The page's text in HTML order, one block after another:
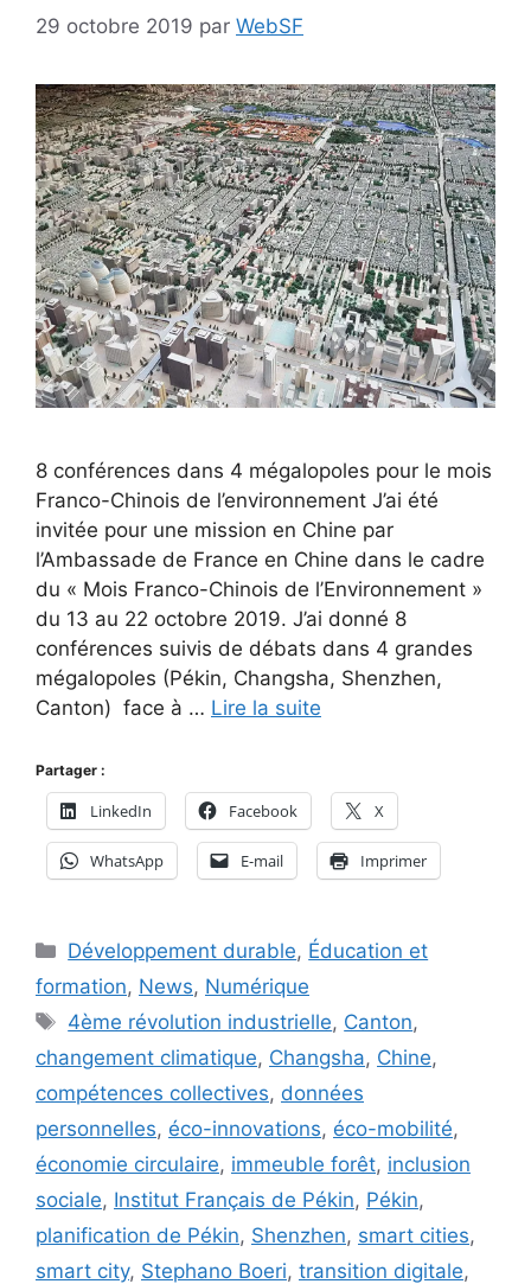
29 octobre 2019 par WebSF
8 conférences dans 4 mégalopoles pour le mois
Franco-Chinois de l’environnement J’ai été
invitée pour une mission en Chine par
l’Ambassade de France en Chine dans le cadre
du « Mois Franco-Chinois de l’Environnement »
du 13 au 22 octobre 2019. J’ai donné 8
conférences suivis de débats dans 4 grandes
mégalopoles (Pékin, Changsha, Shenzhen,
Canton) face à … Lire la suite
Partager :
LinkedIn Facebook X
WhatsApp E-mail Imprimer
Catégories
Développement durable, Éducation et
formation, News, Numérique
Étiquettes
4ème révolution industrielle, Canton,
changement climatique, Changsha, Chine,
compétences collectives, données
personnelles, éco-innovations, éco-mobilité,
économie circulaire, immeuble forêt, inclusion
sociale, Institut Français de Pékin, Pékin,
planification de Pékin, Shenzhen, smart cities,
smart city, Stephano Boeri, transition digitale,